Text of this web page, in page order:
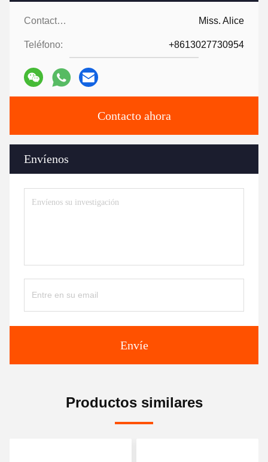
Contactos: Miss. Alice
Teléfono: +8613027730954
Contacto ahora
Envíenos
Envíe
Productos similares